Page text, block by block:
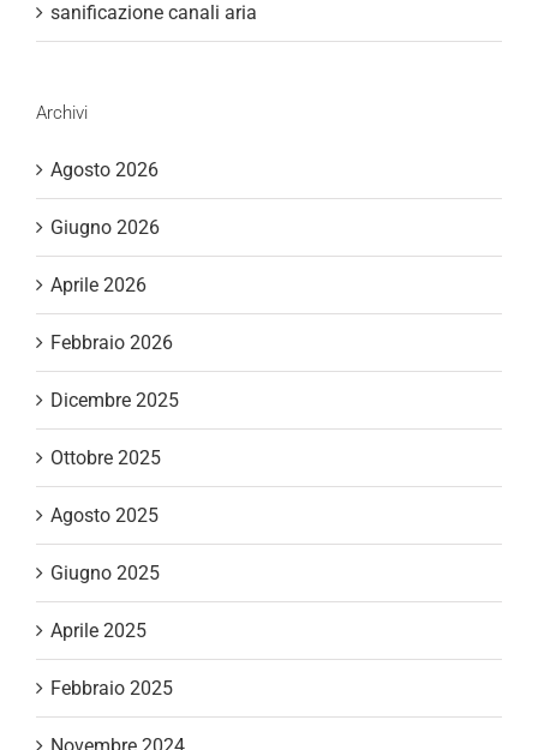
sanificazione canali aria
Archivi
Agosto 2026
Giugno 2026
Aprile 2026
Febbraio 2026
Dicembre 2025
Ottobre 2025
Agosto 2025
Giugno 2025
Aprile 2025
Febbraio 2025